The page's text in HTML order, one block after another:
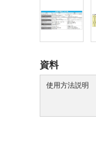
資料
使用方法説明